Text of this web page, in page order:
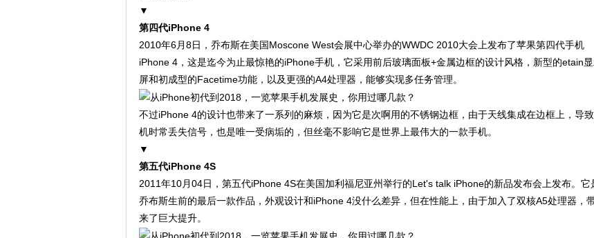
▼
第四代iPhone 4
2010年6月8日，乔布斯在美国Moscone West会展中心举办的WWDC 2010大会上发布了苹果第四代手机
iPhone 4，这是迄今为止最惊艳的iPhone手机，它采用前后玻璃面板+金属边框的设计风格，新型的etain
屏和初成型的Facetime功能，以及更强的A4处理器，能够实现多任务管理。
不过iPhone 4的设计也带来了一系列的麻烦，因为它是次啊用的不锈钢边框，由于天线集成在边框上，导
机时常丢失信号，也是唯一受病垢的，但丝毫不影响它是世界上最伟大的一款手机。
▼
第五代iPhone 4S
2011年10月04日，第五代iPhone 4S在美国加利福尼亚州举行的Let's talk iPhone的新品发布会上发布。它
乔布斯生前的最后一款作品，外观设计和iPhone 4没什么差异，但在性能上，由于加入了双核A5处理器，
来了巨大提升。